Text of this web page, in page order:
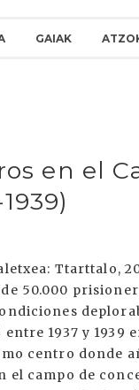
GAIAK
en el
Ttarttalo,
50.000
1937 y 1939
centro donde
campo de